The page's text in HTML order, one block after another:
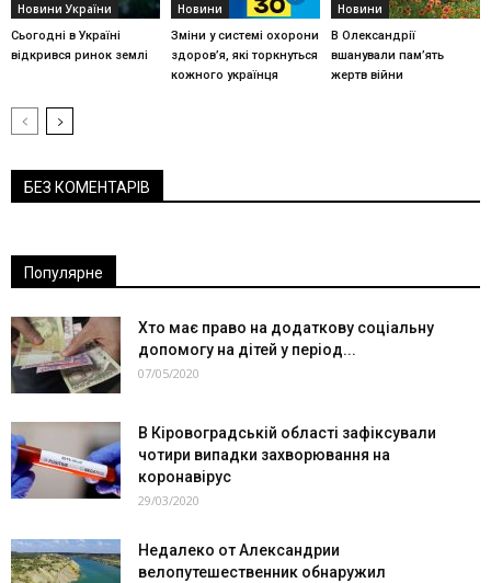
Новини України
Сьогодні в Україні
відкрився ринок землі
Новини
Зміни у системі охорони
здоров’я, які торкнуться
кожного українця
Новини
В Олександрії
вшанували пам’ять
жертв війни
БЕЗ КОМЕНТАРІВ
Популярне
Хто має право на додаткову соціальну
допомогу на дітей у період...
07/05/2020
В Кіровоградській області зафіксували
чотири випадки захворювання на
коронавірус
29/03/2020
Недалеко от Александрии
велопутешественник обнаружил